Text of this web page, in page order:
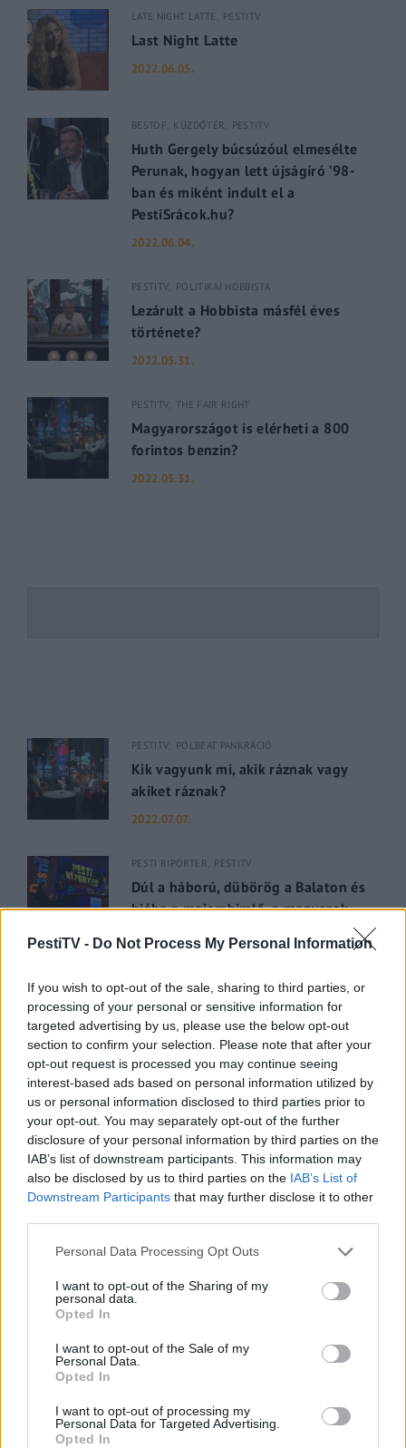
PestiTV - Do Not Process My Personal Information
If you wish to opt-out of the sale, sharing to third parties, or
processing of your personal or sensitive information for
targeted advertising by us, please use the below opt-out
section to confirm your selection. Please note that after your
opt-out request is processed you may continue seeing
interest-based ads based on personal information utilized by
us or personal information disclosed to third parties prior to
your opt-out. You may separately opt-out of the further
disclosure of your personal information by third parties on the
IAB’s list of downstream participants. This information may
also be disclosed by us to third parties on the IAB’s List of
Downstream Participants that may further disclose it to other
Please note that this website/app uses one or more Google
not limited to your visit or usage behaviour. You may click to
grant or deny consent to Google and its third-party tags to
use your data for below specified purposes in below Google
consent section.
Personal Data Processing Opt Outs
I want to opt-out of the Sharing of my
personal data.
Opted In
I want to opt-out of the Sale of my
Personal Data.
Opted In
I want to opt-out of processing my
Personal Data for Targeted Advertising.
Opted In
LATE NIGHT LATTE PESTITV
Last Night Latte
2022.06.05.
BESTOF KÜZDŐTÉR PESTITV
Huth Gergely búcsúzóul elmesélte
Perunak, hogyan lett újságíró ’98-
ban és miként indult el a
PestiSrácok.hu?
2022.06.04.
PESTITV POLITIKAI HOBBISTA
Lezárult a Hobbista másfél éves
története?
2022.05.31.
PESTITV THE FAIR RIGHT
Magyarországot is elérheti a 800
forintos benzin?
2022.05.31.
PESTITV POLBEAT PANKRÁCIÓ
Kik vagyunk mi, akik ráznak vagy
akiket ráznak?
2022.07.07.
PESTI RIPORTER PESTITV
Dúl a háború, dübörög a Balaton és
hiába a majomhimlő, a magyarok
GERILLA BÁR PESTITV
Kiderült Geszler Dorottya
szépségének titka
2022.05.31.
GERILLA BÁR PESTITV
Erdélyi turnéra indul a Sárik Péter
Trió
2022.05.31.